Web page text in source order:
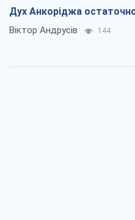
Дух Анкоріджа
Віктор Андрусів 144